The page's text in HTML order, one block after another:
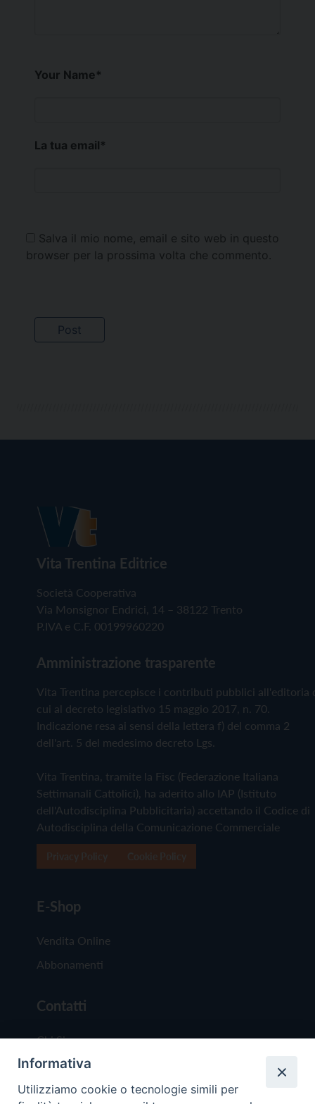
Your Name*
La tua email*
Salva il mio nome, email e sito web in questo
browser per la prossima volta che commento.
Vita Trentina Editrice
Società Cooperativa
Via Monsignor Endrici, 14 – 38122 Trento
P.IVA e C.F. 00199960220
Amministrazione trasparente
Vita Trentina percepisce i contributi pubblici all'editoria
cui al decreto legislativo 15 maggio 2017, n. 70.
Indicazione resa ai sensi della lettera f) del comma 2
dell'art. 5 del medesimo decreto Lgs.
Vita Trentina, tramite la Fisc (Federazione Italiana
Settimanali Cattolici), ha aderito allo IAP (Istituto
dell'Autodisciplina Pubblicitaria) accettando il Codice di
Autodisciplina della Comunicazione Commerciale
E-Shop
Vendita Online
Abbonamenti
Contatti
Chi Siamo
Redazione
Scrivici
Informativa
Utilizziamo cookie o tecnologie simili per